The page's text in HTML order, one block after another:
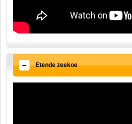
Etende zeekoe